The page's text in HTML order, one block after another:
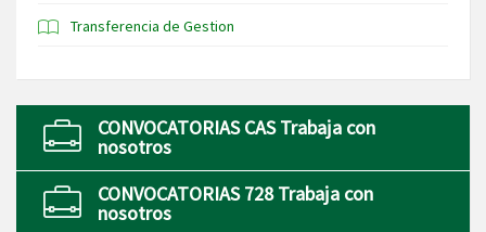
Transferencia de Gestion
CONVOCATORIAS CAS Trabaja con
nosotros
CONVOCATORIAS 728 Trabaja con
nosotros